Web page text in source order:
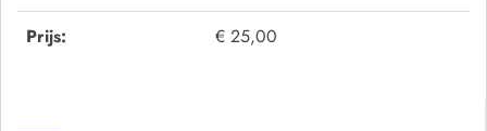
Prijs: € 25,00